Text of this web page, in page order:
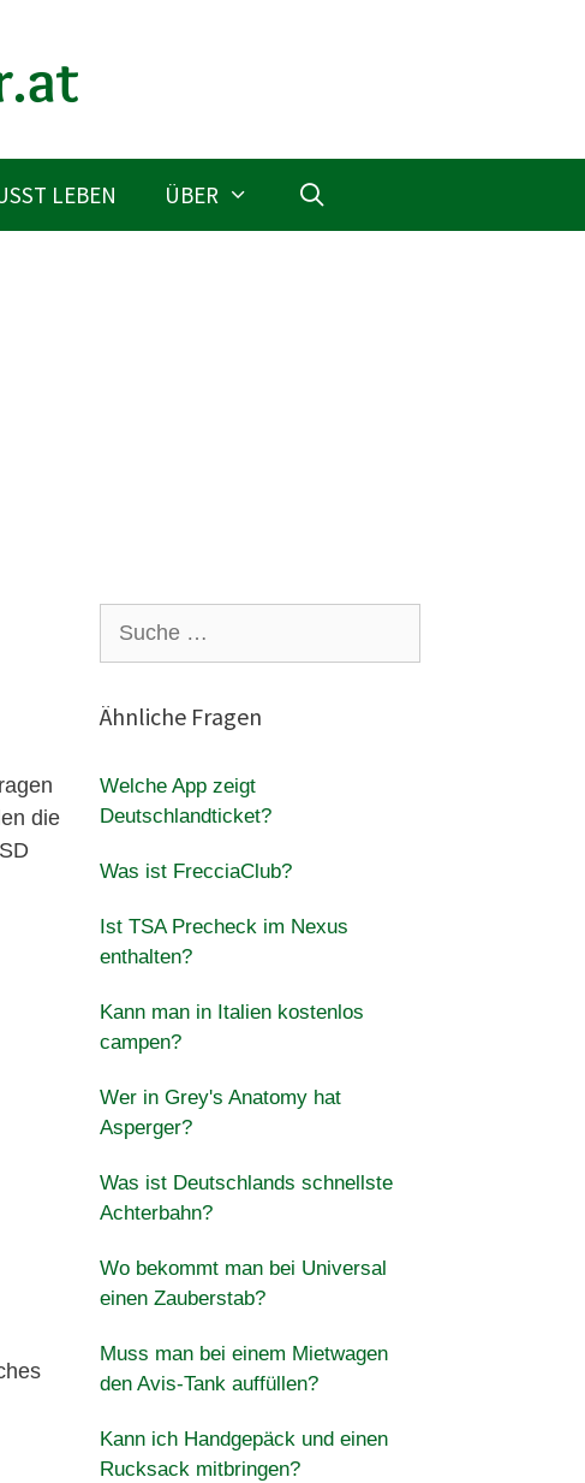
LEBEN ÜBER
die
nach:
Ähnliche Fragen
Welche App zeigt
Deutschlandticket?
Was ist FrecciaClub?
Ist TSA Precheck im Nexus
enthalten?
Kann man in Italien kostenlos
campen?
Wer in Grey's Anatomy hat
Asperger?
Was ist Deutschlands schnellste
Achterbahn?
Wo bekommt man bei Universal
einen Zauberstab?
Muss man bei einem Mietwagen
den Avis-Tank auffüllen?
Kann ich Handgepäck und einen
Rucksack mitbringen?